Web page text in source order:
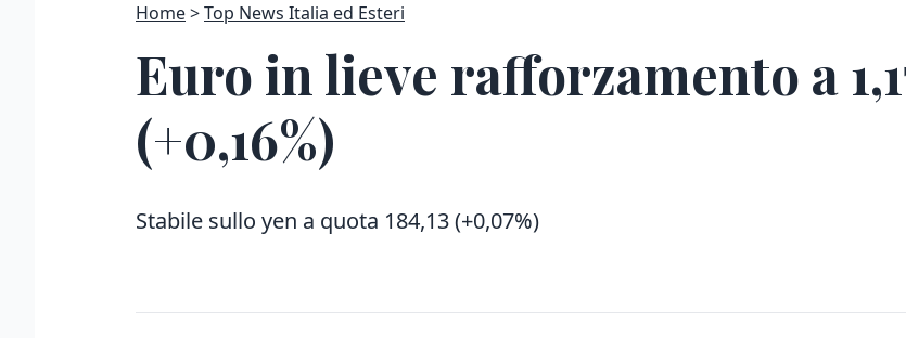
Home Top News Italia ed Esteri
Euro in lieve rafforzamento a
(+0,16%)
Stabile sullo yen a quota 184,13 (+0,07%)